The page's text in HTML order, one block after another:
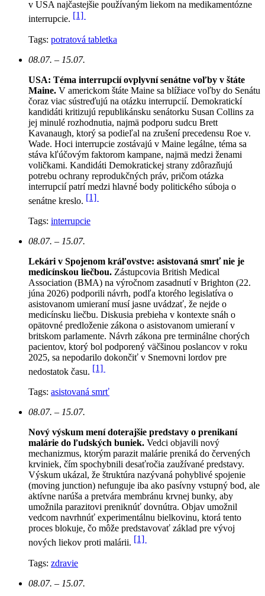
v USA najčastejšie používaným liekom na medikamentózne
interrupcie. [1]
Tags: potratová tabletka
08.07. – 15.07.
USA: Téma interrupcií ovplyvní senátne voľby v štáte
Maine. V americkom štáte Maine sa blížiace voľby do Senátu
čoraz viac sústreďujú na otázku interrupcií. Demokratickí
kandidáti kritizujú republikánsku senátorku Susan Collins za
jej minulé rozhodnutia, najmä podporu sudcu Brett
Kavanaugh, ktorý sa podieľal na zrušení precedensu Roe v.
Wade. Hoci interrupcie zostávajú v Maine legálne, téma sa
stáva kľúčovým faktorom kampane, najmä medzi ženami
voličkami. Kandidáti Demokratickej strany zdôrazňujú
potrebu ochrany reprodukčných práv, pričom otázka
interrupcií patrí medzi hlavné body politického súboja o
senátne kreslo. [1]
Tags: interrupcie
08.07. – 15.07.
Lekári v Spojenom kráľovstve: asistovaná smrť nie je
medicínskou liečbou. Zástupcovia British Medical
Association (BMA) na výročnom zasadnutí v Brighton (22.
júna 2026) podporili návrh, podľa ktorého legislatíva o
asistovanom umieraní musí jasne uvádzať, že nejde o
medicínsku liečbu. Diskusia prebieha v kontexte snáh o
opätovné predloženie zákona o asistovanom umieraní v
britskom parlamente. Návrh zákona pre terminálne chorých
pacientov, ktorý bol podporený väčšinou poslancov v roku
2025, sa nepodarilo dokončiť v Snemovni lordov pre
nedostatok času. [1]
Tags: asistovaná smrť
08.07. – 15.07.
Nový výskum mení doterajšie predstavy o prenikaní
malárie do ľudských buniek. Vedci objavili nový
mechanizmus, ktorým parazit malárie preniká do červených
krviniek, čím spochybnili desaťročia zaužívané predstavy.
Výskum ukázal, že štruktúra nazývaná pohyblivé spojenie
(moving junction) nefunguje iba ako pasívny vstupný bod, ale
aktívne narúša a pretvára membránu krvnej bunky, aby
umožnila parazitovi preniknúť dovnútra. Objav umožnil
vedcom navrhnúť experimentálnu bielkovinu, ktorá tento
proces blokuje, čo môže predstavovať základ pre vývoj
nových liekov proti malárii. [1]
Tags: zdravie
08.07. – 15.07.